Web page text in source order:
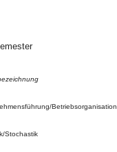
Betriebsorganisation
Stochastik